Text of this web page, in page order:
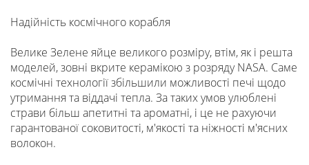
Надійність космічного корабля
Велике Зелене яйце великого розміру, втім, як і решта
моделей, зовні вкрите керамікою з розряду NASA. Саме
космічні технології збільшили можливості печі щодо
утримання та віддачі тепла. За таких умов улюблені
страви більш апетитні та ароматні, і це не рахуючи
гарантованої соковитості, м'якості та ніжності м'ясних
волокон.